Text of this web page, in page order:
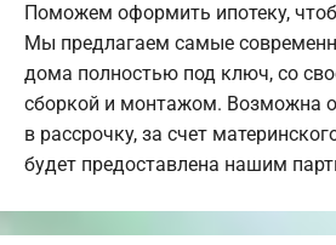
Поможем оформить ипотеку,
Мы предлагаем самые
дома полностью под ключ, со
сборкой и монтажом. Возможна
в рассрочку, за счет
будет предоставлена нашим